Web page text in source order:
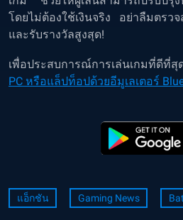
โดยไม่ต้องใช้เงินจริง อย่าลืมตรว
และรับรางวัลสูงสุด!
เพื่อประสบการณ์การเล่นเกมที่ดีที่สุ
PC หรือแล็ปท็อปด้วยอีมูเลเตอร์
แอ็กชัน Gaming News